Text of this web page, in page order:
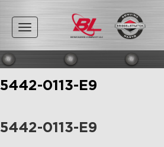
Toggle
navigation
0113-E9
0113-E9